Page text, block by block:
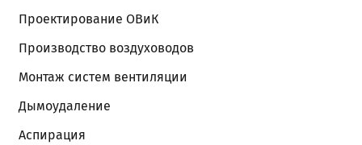
Проектирование ОВиК
Производство воздуховодов
Монтаж систем вентиляции
Дымоудаление
Аспирация